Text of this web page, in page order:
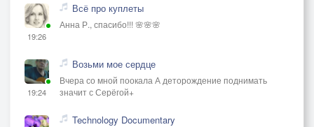
19:26
Всё про куплеты
Анна Р., спасибо!!! 🌸🌸🌸
19:24
Возьми мое сердце
Вчера со мной поокала А деторождение поднимать
значит с Серёгой+
Technology Documentary